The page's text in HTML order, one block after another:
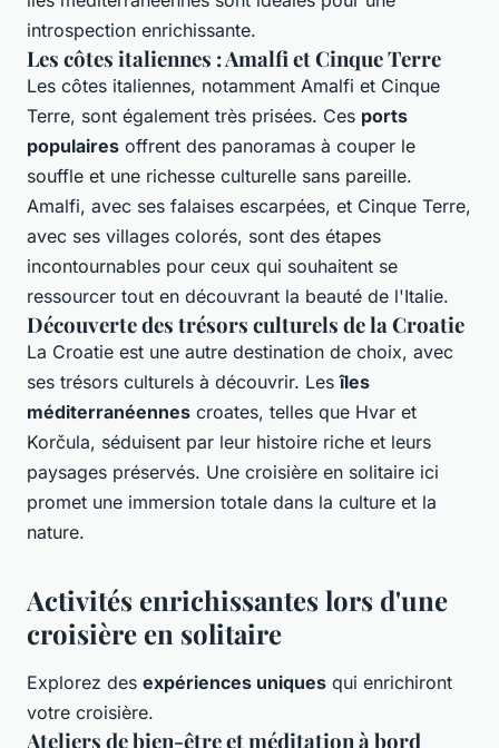
introspection enrichissante.
Les côtes italiennes : Amalfi et Cinque Terre
Les côtes italiennes, notamment Amalfi et Cinque
Terre, sont également très prisées. Ces ports
populaires offrent des panoramas à couper le
souffle et une richesse culturelle sans pareille.
Amalfi, avec ses falaises escarpées, et Cinque Terre,
avec ses villages colorés, sont des étapes
incontournables pour ceux qui souhaitent se
ressourcer tout en découvrant la beauté de l'Italie.
Découverte des trésors culturels de la Croatie
La Croatie est une autre destination de choix, avec
ses trésors culturels à découvrir. Lesîles
méditerranéennes croates, telles que Hvar et
Korčula, séduisent par leur histoire riche et leurs
paysages préservés. Une croisière en solitaire ici
promet une immersion totale dans la culture et la
nature.
Activités enrichissantes lors d'une
croisière en solitaire
Explorez des expériences uniques qui enrichiront
votre croisière.
Ateliers de bien-être et méditation à bord